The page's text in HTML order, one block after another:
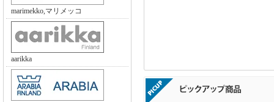
marimekko,マリメッコ
aarikka